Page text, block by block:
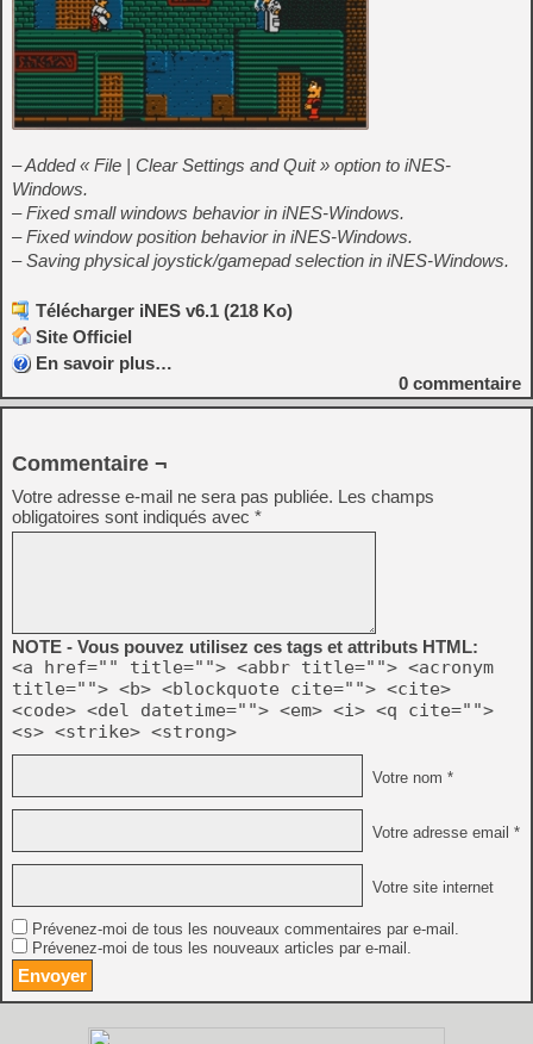
– Added « File | Clear Settings and Quit » option to iNES-
Windows.
– Fixed small windows behavior in iNES-Windows.
– Fixed window position behavior in iNES-Windows.
– Saving physical joystick/gamepad selection in iNES-Windows.
Télécharger iNES v6.1 (218 Ko)
Site Officiel
En savoir plus…
0 commentaire
Commentaire ¬
Votre adresse e-mail ne sera pas publiée. Les champs
obligatoires sont indiqués avec *
NOTE - Vous pouvez utilisez ces tags et attributs HTML:
<a href="" title=""> <abbr title=""> <acronym
title=""> <b> <blockquote cite=""> <cite>
<code> <del datetime=""> <em> <i> <q cite="">
<s> <strike> <strong>
Votre nom *
Votre adresse email *
Votre site internet
Prévenez-moi de tous les nouveaux commentaires par e-mail.
Prévenez-moi de tous les nouveaux articles par e-mail.